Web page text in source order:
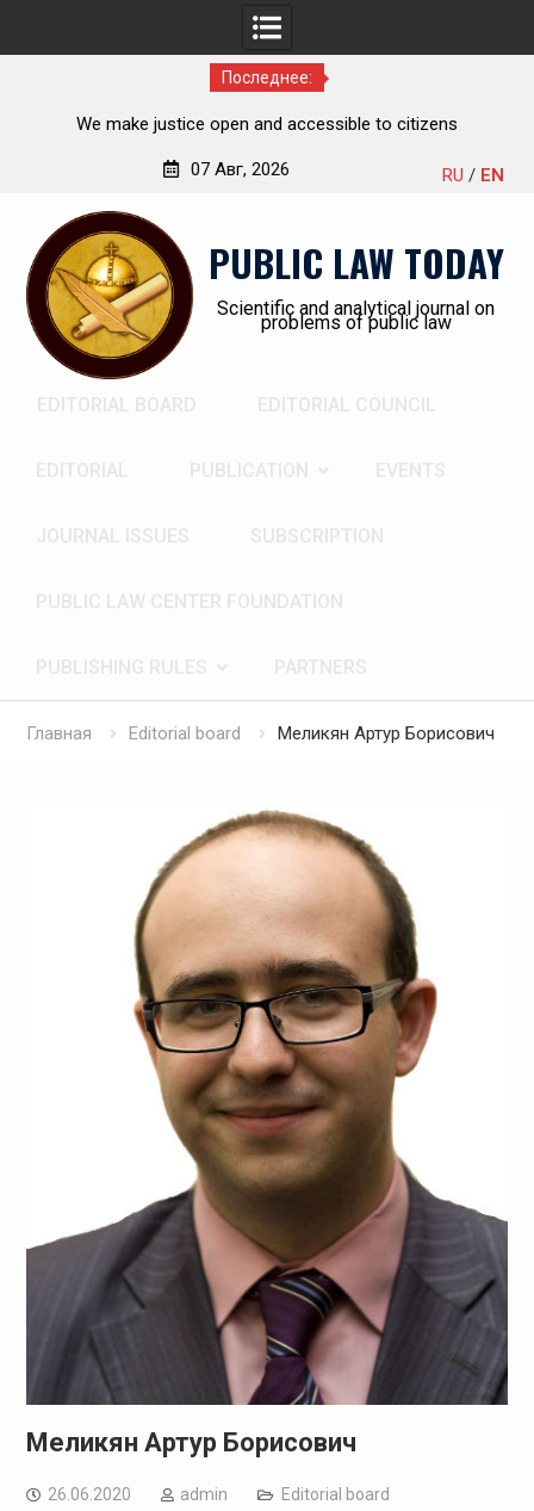
Последнее:
We make justice open and accessible to citizens
RU / EN
07 Авг, 2026
содержимому
PUBLIC LAW TODAY
Scientific and analytical journal on
problems of public law
Главная Editorial board Меликян Артур Борисович
Меликян Артур Борисович
26.06.2020 admin Editorial board